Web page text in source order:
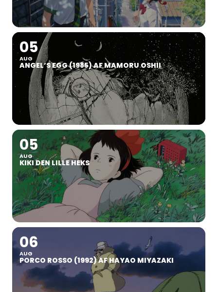
05
AUG
ANGEL’S EGG (1985) AF MAMORU OSHII
05
AUG
KIKI DEN LILLE HEKS
06
AUG
PORCO ROSSO (1992) AF HAYAO MIYAZAKI